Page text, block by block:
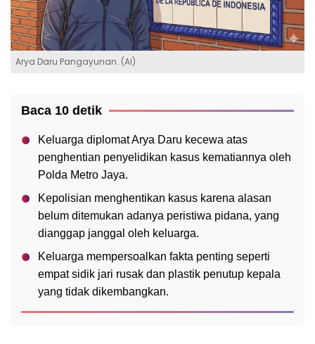
Arya Daru Pangayunan. (AI)
Baca 10 detik
Keluarga diplomat Arya Daru kecewa atas
penghentian penyelidikan kasus kematiannya oleh
Polda Metro Jaya.
Kepolisian menghentikan kasus karena alasan
belum ditemukan adanya peristiwa pidana, yang
dianggap janggal oleh keluarga.
Keluarga mempersoalkan fakta penting seperti
empat sidik jari rusak dan plastik penutup kepala
yang tidak dikembangkan.